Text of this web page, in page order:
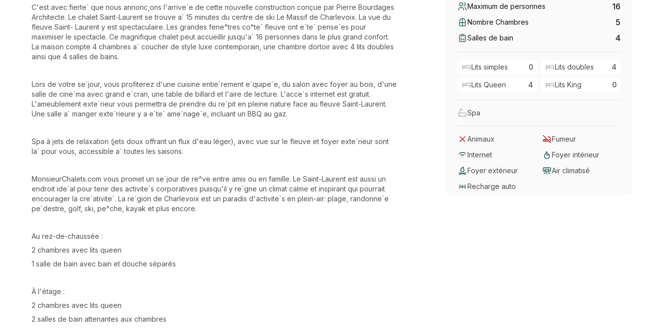
C'est avec fierte´ que nous annonc¸ons l'arrive´e de cette nouvelle construction conçue par Pierre Bourdages
Architecte. Le chalet Saint-Laurent se trouve a` 15 minutes du centre de ski Le Massif de Charlevoix. La vue du
fleuve Saint- Laurent y est spectaculaire. Les grandes fene^tres co^te´ fleuve ont e´te´ pense´es pour
maximiser le spectacle. Ce magnifique chalet peut accueillir jusqu'a` 16 personnes dans le plus grand confort.
La maison compte 4 chambres a` coucher de style luxe contemporain, une chambre dortoir avec 4 lits doubles
ainsi que 4 salles de bains.
Lors de votre se´jour, vous profiterez d'une cuisine entie`rement e´quipe´e, du salon avec foyer au bois, d'une
salle de cine´ma avec grand e´cran, une table de billard et l'aire de lecture. L'acce`s internet est gratuit.
L'ameublement exte´rieur vous permettra de prendre du re´pit en pleine nature face au fleuve Saint-Laurent.
Une salle a` manger exte´rieure y a e´te´ ame´nage´e, incluant un BBQ au gaz.
Spa à jets de relaxation (jets doux offrant un flux d'eau léger), avec vue sur le fleuve et foyer exte´rieur sont
la` pour vous, accessible a` toutes les saisons.
MonsieurChalets.com vous promet un se´jour de re^ve entre amis ou en famille. Le Saint-Laurent est aussi un
endroit ide´al pour tenir des activite´s corporatives puisqu'il y re`gne un climat calme et inspirant qui pourrait
encourager la cre´ativite´. La re´gion de Charlevoix est un paradis d'activite´s en plein-air: plage, randonne´e
pe´destre, golf, ski, pe^che, kayak et plus encore.
Au rez-de-chaussée :
2 chambres avec lits queen
1 salle de bain avec bain et douche séparés
À l'étage :
2 chambres avec lits queen
2 salles de bain attenantes aux chambres
Maximum de personnes 16
Nombre Chambres 5
Salles de bain 4
Lits simples 0 Lits doubles 4
Lits Queen 4 Lits King 0
Spa
Animaux
Fumeur
Internet
Foyer intérieur
Foyer extérieur
Air climatisé
Recharge auto